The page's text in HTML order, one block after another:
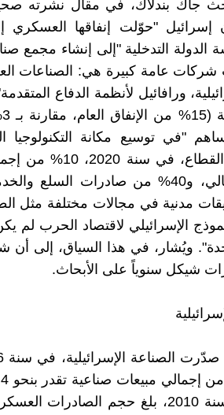
الأول 2022، أن إسرائيل "حوّلت إنفاقها
الدولة التدخلية "إلى إنشاء
شركات عامة كبيرة هي: الصناعات
ورافائيل لأنظمة الدفاع
"في توسيع مكانة التكنولوجيا
من الناتج المحلي الإجمالي، و40% من صادرات
مدنية في مجالات مختلفة مثل
الإسرائيلي لاقتصاد الحرب لم
ويُشار، في هذا السياق، إلى أن